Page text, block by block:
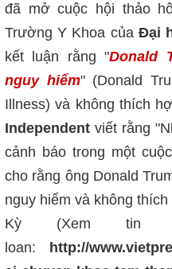
đã mở cuộc hội thảo
Trường Y Khoa của Đại
kết luận rằng "Donald
nguy hiểm" (Donald
Illness) và không thích
Independent viết rằng
cảnh báo trong một
cho rằng ông Donald
nguy hiểm và không
Kỳ (Xem tin
loan:
http://